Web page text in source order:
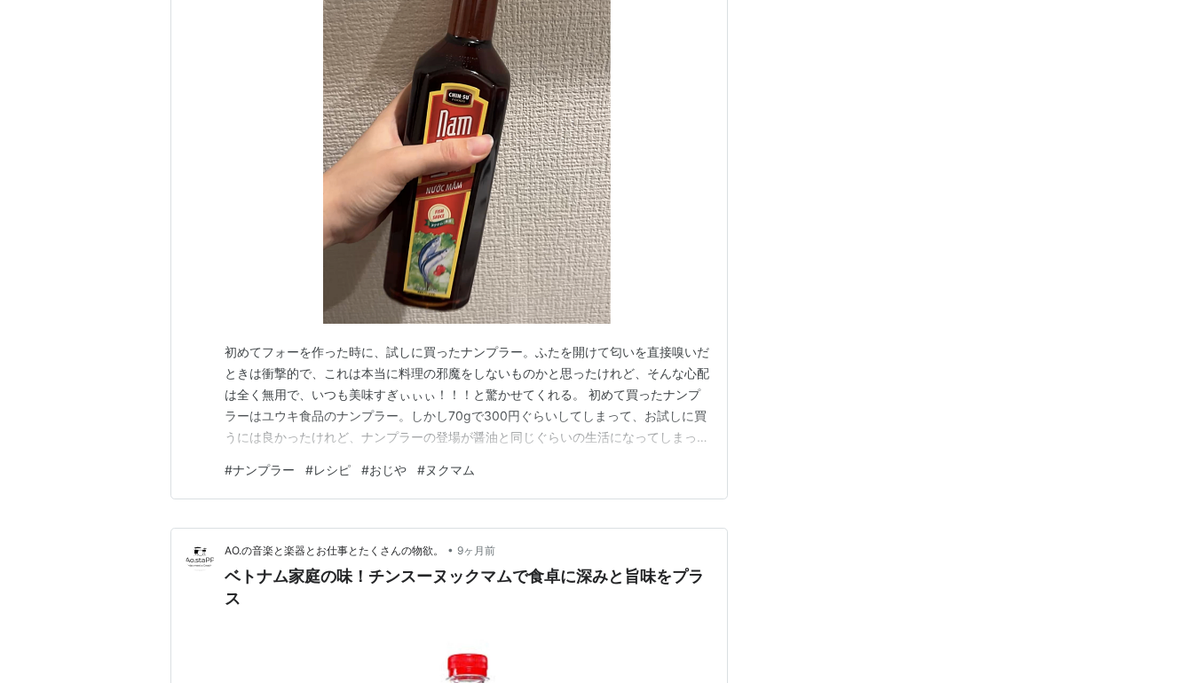
初めてフォーを作った時に、試しに買ったナンプラー。ふたを開けて匂いを直接嗅いだ
ときは衝撃的で、これは本当に料理の邪魔をしないものかと思ったけれど、そんな心配
は全く無用で、いつも美味すぎぃぃぃ！！！と驚かせてくれる。 初めて買ったナンプ
ラーはユウキ食品のナンプラー。しかし70gで300円ぐらいしてしまって、お試しに買
うには良かったけれど、ナンプラーの登場が醤油と同じぐらいの生活になってしまった
買ってみた。 50mlで500円！安ぅぅぅぅ！！！助かります！！あ、ナンプラーじゃな
くてヌクマムじゃん。 まあ同じようなもんだ…
#ナンプラー #レシピ #おじや #ヌクマム
AO.の音楽と楽器とお仕事とたくさんの物欲。 • 9ヶ月前
ベトナム家庭の味！チンスーヌックマムで食卓に深みと旨味をプラ
ス